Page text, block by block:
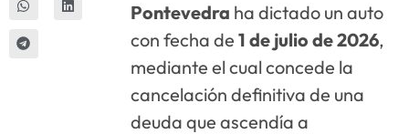
Pontevedra ha dictado un auto
con fecha de1 de julio de 2026,
mediante el cual concede la
cancelación definitiva de una
deuda que ascendía a